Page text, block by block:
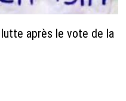
après le vote de la